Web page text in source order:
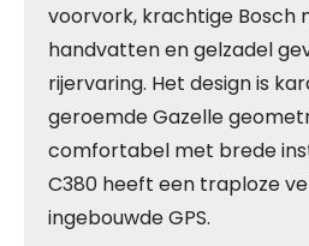
voorvork, krachtige Bosch
handvatten en gelzadel
rijervaring. Het design is
geroemde Gazelle
comfortabel met brede
C380 heeft een traploze
ingebouwde GPS.